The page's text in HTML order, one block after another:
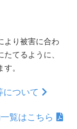
より被害に合わ
てるように、
。
について
覧はこちら